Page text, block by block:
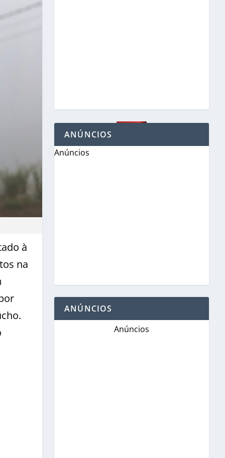
à
na
ANÚNCIOS
Anúncios
ANÚNCIOS
Anúncios